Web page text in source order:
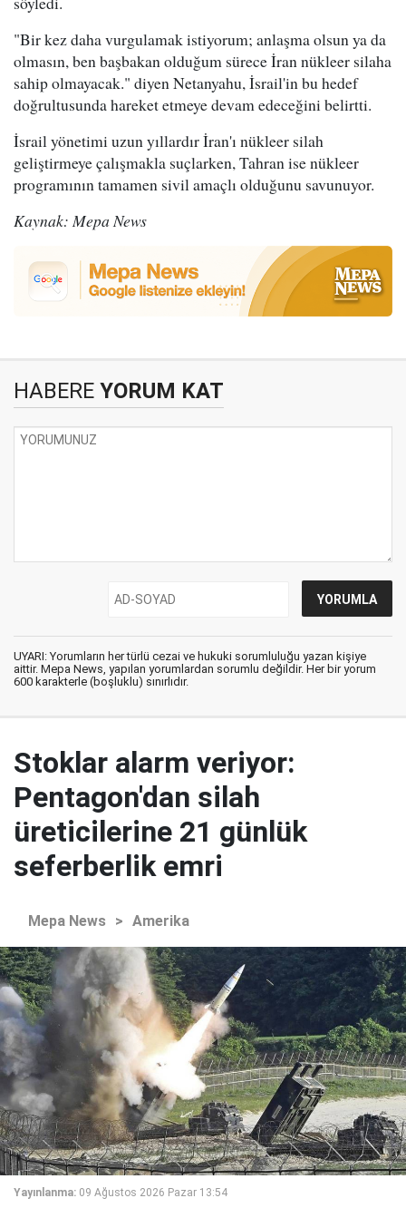
"Bir kez daha vurgulamak istiyorum; anlaşma olsun ya da
olmasın, ben başbakan olduğum sürece İran nükleer silaha
sahip olmayacak." diyen Netanyahu, İsrail'in bu hedef
doğrultusunda hareket etmeye devam edeceğini belirtti.
İsrail yönetimi uzun yıllardır İran'ı nükleer silah
geliştirmeye çalışmakla suçlarken, Tahran ise nükleer
programının tamamen sivil amaçlı olduğunu savunuyor.
Kaynak: Mepa News
HABERE YORUM KAT
UYARI: Yorumların her türlü cezai ve hukuki sorumluluğu yazan kişiye
aittir. Mepa News, yapılan yorumlardan sorumlu değildir. Her bir yorum
600 karakterle (boşluklu) sınırlıdır.
Stoklar alarm veriyor:
Pentagon'dan silah
üreticilerine 21 günlük
seferberlik emri
Mepa News > Amerika
Yayınlanma: 09 Ağustos 2026 Pazar 13:54